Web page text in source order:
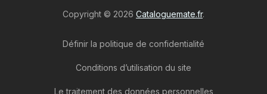
Copyright © 2026 Cataloguemate.fr.
Définir la politique de confidentialité
Conditions d’utilisation du site
Le traitement des données personnelles